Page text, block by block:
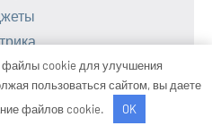
файлы cookie для улучшения
пользоваться сайтом, вы даете
файлов cookie.
OK